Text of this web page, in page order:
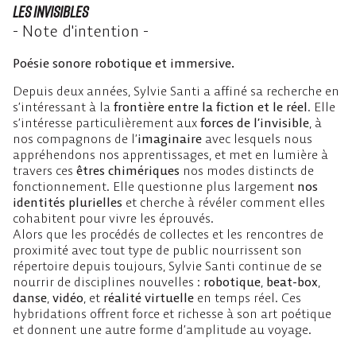
Les invisibles
- Note d'intention -
Poésie sonore robotique et immersive.
Depuis deux années, Sylvie Santi a affiné sa recherche en
s’intéressant à la frontière entre la fiction et le réel. Elle
s’intéresse particulièrement aux forces de l’invisible , à
nos compagnons de l’imaginaire avec lesquels nous
appréhendons nos apprentissages, et met en lumière à
travers ces êtres chimériques nos modes distincts de
fonctionnement. Elle questionne plus largement nos
identités plurielles et cherche à révéler comment elles
cohabitent pour vivre les éprouvés.
Alors que les procédés de collectes et les rencontres de
proximité avec tout type de public nourrissent son
répertoire depuis toujours, Sylvie Santi continue de se
nourrir de disciplines nouvelles : robotique beat-box
danse vidéo , et réalité virtuelle en temps réel. Ces
hybridations offrent force et richesse à son art poétique
et donnent une autre forme d’amplitude au voyage.